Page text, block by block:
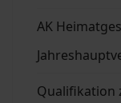
AK
Qualifikation